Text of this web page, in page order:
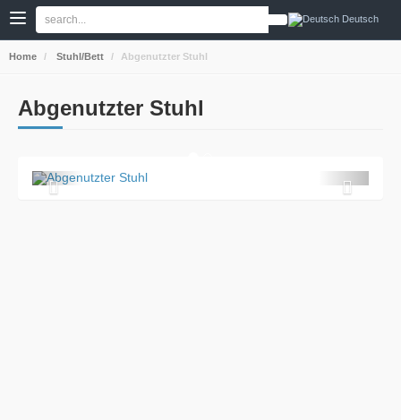
Deutsch
Home Stuhl/Bett Abgenutzter Stuhl
Abgenutzter Stuhl